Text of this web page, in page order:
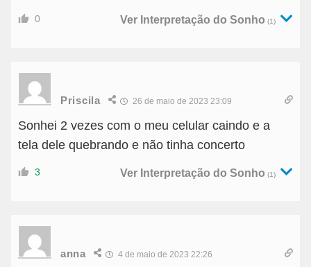
0 Ver Interpretação do Sonho (1)
Priscila 26 de maio de 2023 23:09
Sonhei 2 vezes com o meu celular caindo e a
tela dele quebrando e não tinha concerto
3 Ver Interpretação do Sonho (1)
anna 4 de maio de 2023 22:26